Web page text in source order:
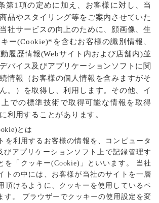
第1項の定めに加え、お客様に対し、当
品やスタイリング等をご案内させていた
社サービスの向上のために、顔画像、生
ー(Cookie)*を含むお客様の識別情報、
履歴情報(Webサイト内および店舗内)並
バイス及びアプリケーションソフトに関
情報（お客様の個人情報を含みますがそ
。）を取得し、利用します。その他、イ
上での標準技術で取得可能な情報を取得
利用することがあります。
とは
を利用するお客様の情報を、コンピュータ
びアプリケーションソフト上で記録管理す
を「クッキー(Cookie)」といいます。 当社
トの中には、お客様が当社のサイトを一層
頂けるように、クッキーを使用しているペ
す。 ブラウザーでクッキーの使用設定を変